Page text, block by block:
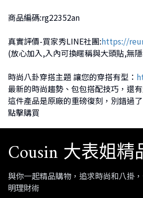
商品編碼:rg22352an
真實評價-買家秀LINE社團:https://
(放心加入,入內可換暱稱與大頭貼,無
時尚八卦穿搭主題 讓您的穿搭有型：
最新的時尚趨勢、包包搭配技巧，還
這件產品是原廠的重磅復刻，別錯過了
點擊購買
Cousin 大表姐精
與你一起精品購物，追求時尚和八掛
明理財術